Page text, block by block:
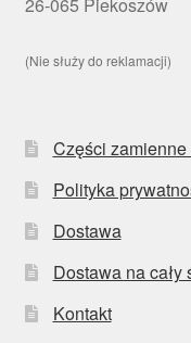
(Nie służy do reklamacji)
Części
Polityka
Dostawa
Dostawa na cały
Kontakt